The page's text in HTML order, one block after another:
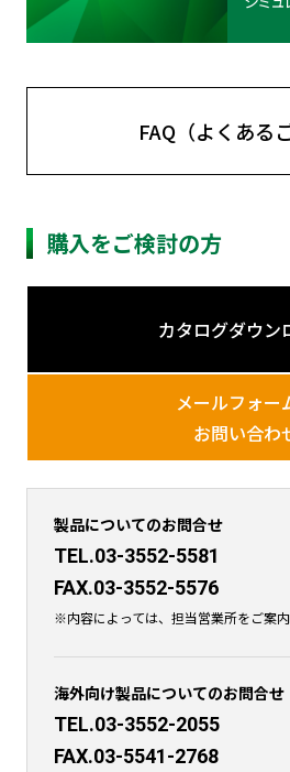
FAQ（よくある
購入をご検討の方
カタログダウン
メールフォー
お問い合わ
製品についてのお問合せ
TEL.03-3552-5581
FAX.03-3552-5576
※内容によっては、担当営業所をご案内
海外向け製品についてのお問合せ
TEL.03-3552-2055
FAX.03-5541-2768